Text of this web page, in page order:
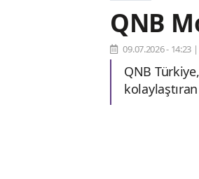
QNB
09.07.2026 - 14:23 |
QNB